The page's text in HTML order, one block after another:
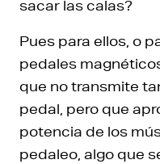
sacar las calas?
Pues para ellos, o
pedales
que no transmite
pedal, pero que
potencia de los
pedaleo, algo que